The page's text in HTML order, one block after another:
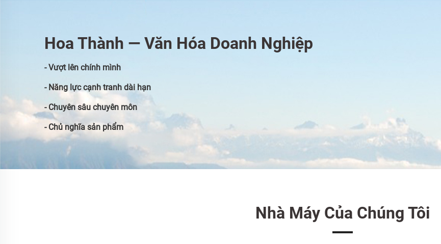
Hoa Thành — Văn Hóa Doanh Nghiệp
- Vượt lên chính mình
- Năng lực cạnh tranh dài hạn
- Chuyên sâu chuyên môn
- Chủ nghĩa sản phẩm
Nhà Máy Của Chúng Tôi